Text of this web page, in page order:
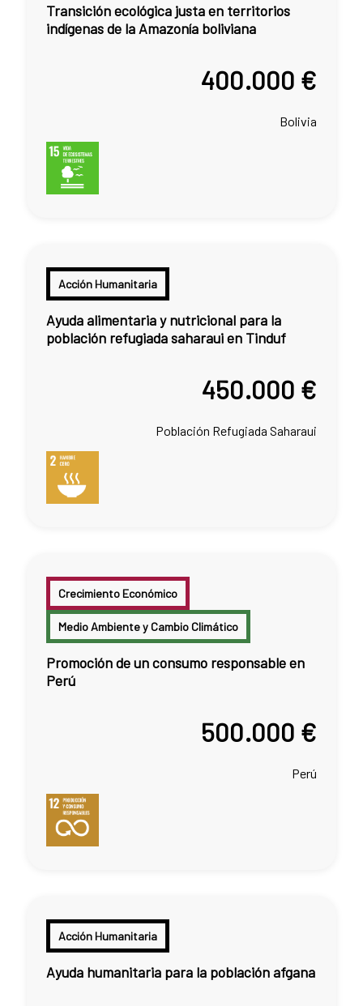
Transición ecológica justa en territorios
indígenas de la Amazonía boliviana
400.000 €
Bolivia
Acción Humanitaria
Ayuda alimentaria y nutricional para la
población refugiada saharaui en Tinduf
450.000 €
Población Refugiada Saharaui
Crecimiento Económico
Medio Ambiente y Cambio Climático
Promoción de un consumo responsable en
Perú
500.000 €
Perú
Acción Humanitaria
Ayuda humanitaria para la población afgana